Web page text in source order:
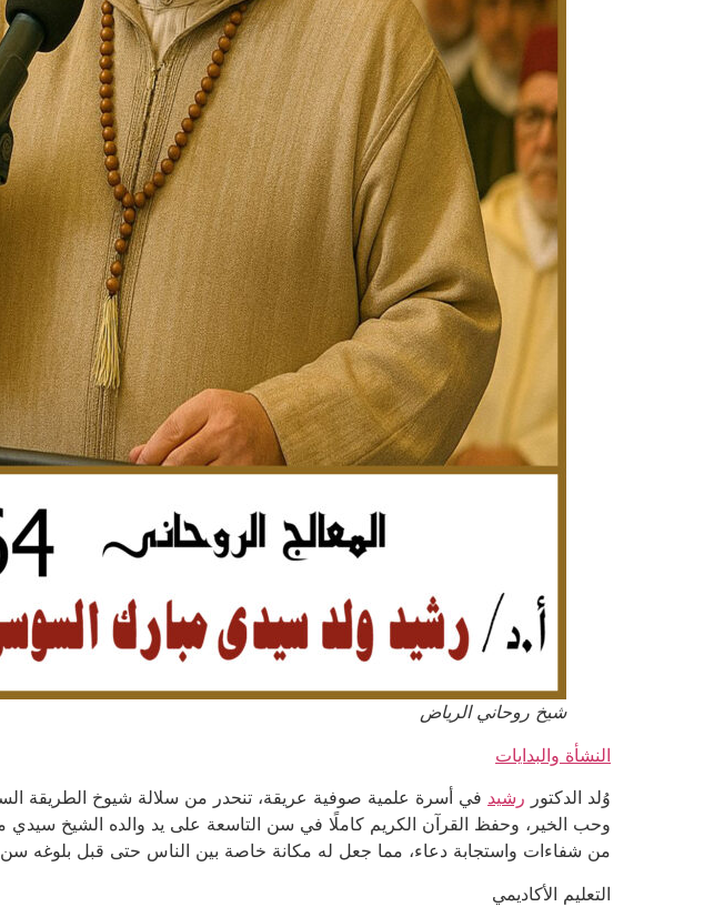
شيخ روحاني الرياض
النشأة والبدايات
وُلد الدكتور رشيد في أسرة علمية صوفية عريقة، تنحدر من سلالة شيوخ الطريقة
وحب الخير، وحفظ القرآن الكريم كاملًا في سن التاسعة على يد والده الشيخ
من شفاءات واستجابة دعاء، مما جعل له مكانة خاصة بين الناس حتى قبل بلوغه سن
التعليم الأكاديمي